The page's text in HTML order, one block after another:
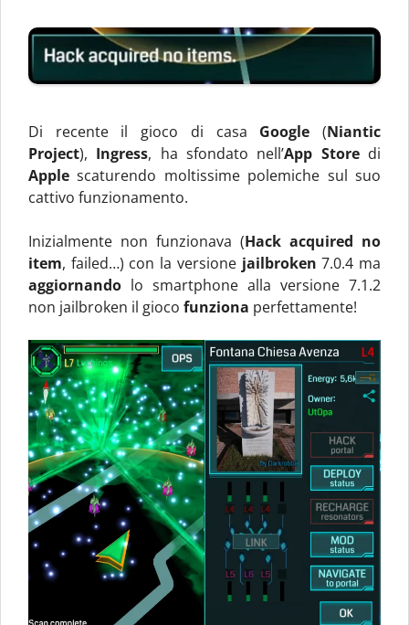
Di recente il gioco di casa Google (Niantic
Project), Ingress, ha sfondato nell’App Storedi
Apple scaturendo moltissime polemiche sul suo
cattivo funzionamento.
Inizialmente non funzionava (Hack acquired no
item, failed…) con la versione jailbroken 7.0.4 ma
aggiornando lo smartphone alla versione 7.1.2
non jailbroken il gioco funziona perfettamente!